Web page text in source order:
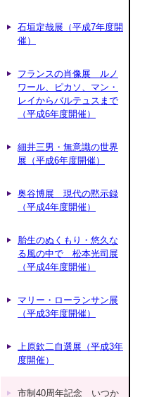
石垣定哉展（平成7年度開
催）
フランスの肖像展 ルノ
ワール、ピカソ、マン・
レイからバルテュスまで
（平成6年度開催）
細井三男・無意識の世界
展（平成6年度開催）
奥谷博展 現代の黙示録
（平成4年度開催）
胎生のぬくもり・悠久な
る風の中で 松本光司展
（平成4年度開催）
マリー・ローランサン展
（平成3年度開催）
上原欽二自選展（平成3年
度開催）
市制40周年記念 いつか